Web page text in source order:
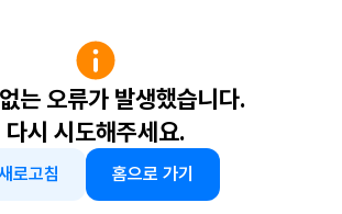
는 오류가 발생했습니다.
다시 시도해주세요.
로고침 홈으로 가기